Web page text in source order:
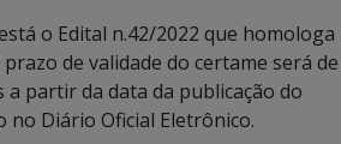
o Edital n.42/2022 que homologa
de validade do certame será de
a partir da data da publicação do
no Diário Oficial Eletrônico.